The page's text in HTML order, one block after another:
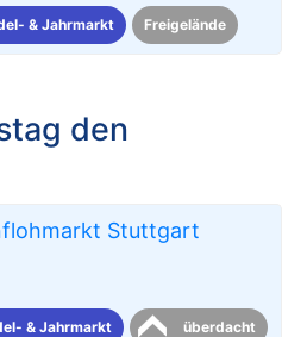
& Jahrmarkt Freigelände
den
Stuttgart
& Jahrmarkt überdacht